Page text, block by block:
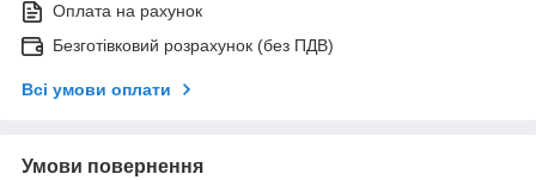
Оплата на рахунок
Безготівковий розрахунок (без ПДВ)
Всі умови оплати
Умови повернення